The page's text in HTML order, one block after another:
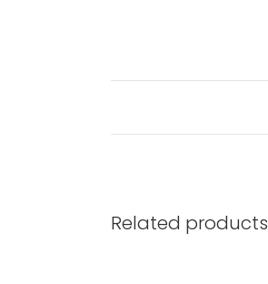
Related products